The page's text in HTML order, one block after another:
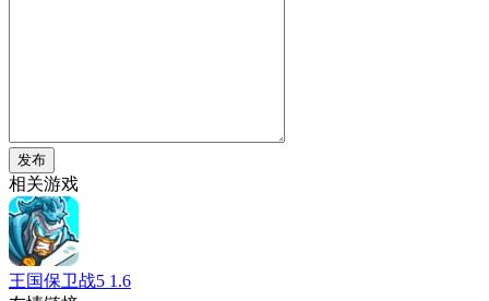
发布
相关游戏
王国保卫战5 1.6